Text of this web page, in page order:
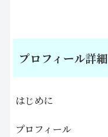
プロフィール詳細
はじめに
プロフィール